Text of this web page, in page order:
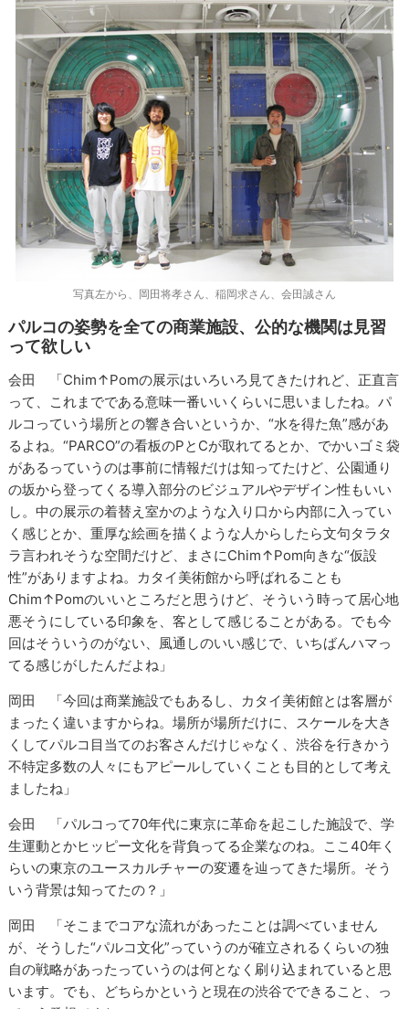
写真左から、岡田将孝さん、稲岡求さん、会田誠さん
パルコの姿勢を全ての商業施設、公的な機関は見習
って欲しい
会田 「Chim↑Pomの展示はいろいろ見てきたけれど、正直言
って、これまでである意味一番いいくらいに思いましたね。パ
ルコっていう場所との響き合いというか、“水を得た魚”感があ
るよね。“PARCO”の看板のPとCが取れてるとか、でかいゴミ袋
があるっていうのは事前に情報だけは知ってたけど、公園通り
の坂から登ってくる導入部分のビジュアルやデザイン性もいい
し。中の展示の着替え室かのような入り口から内部に入ってい
く感じとか、重厚な絵画を描くような人からしたら文句タラタ
ラ言われそうな空間だけど、まさにChim↑Pom向きな“仮設
性”がありますよね。カタイ美術館から呼ばれることも
Chim↑Pomのいいところだと思うけど、そういう時って居心地
悪そうにしている印象を、客として感じることがある。でも今
回はそういうのがない、風通しのいい感じで、いちばんハマっ
てる感じがしたんだよね」
岡田 「今回は商業施設でもあるし、カタイ美術館とは客層が
まったく違いますからね。場所が場所だけに、スケールを大き
くしてパルコ目当てのお客さんだけじゃなく、渋谷を行きかう
不特定多数の人々にもアピールしていくことも目的として考え
ましたね」
会田 「パルコって70年代に東京に革命を起こした施設で、学
生運動とかヒッピー文化を背負ってる企業なのね。ここ40年く
らいの東京のユースカルチャーの変遷を辿ってきた場所。そう
いう背景は知ってたの？」
岡田 「そこまでコアな流れがあったことは調べていません
が、そうした“パルコ文化”っていうのが確立されるくらいの独
自の戦略があったっていうのは何となく刷り込まれていると思
います。でも、どちらかというと現在の渋谷でできること、っ